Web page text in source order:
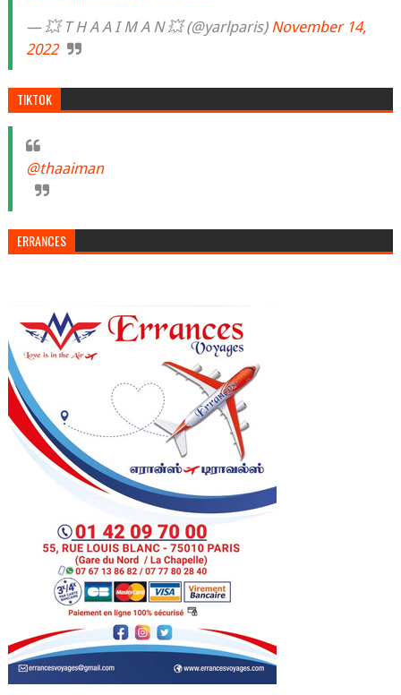
— 💥 T H A A I M A N 💥 (@yarlparis) November 14,
2022
TIKTOK
@thaaiman
ERRANCES